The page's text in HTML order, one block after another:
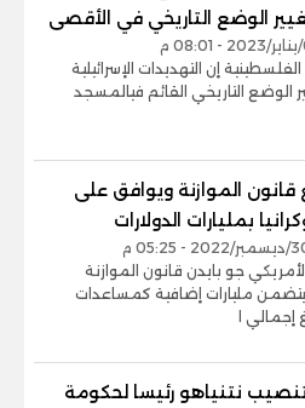
الوضع التاريخي في الأقصى
إن التهديدات الإسرائيلية
الوضع التاريخي القائم فيالمسجد
قانون الموازنة ويوافق على
بمليارات الدولارات
جو بايدن قانون الموازنة
يتضمن مليارات إضافية كمساعدات
إجمالي ا
نتنياهو رئيسا لحكومة